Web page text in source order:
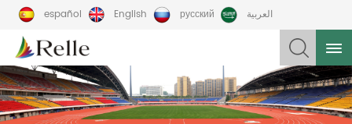
español English русский العربية